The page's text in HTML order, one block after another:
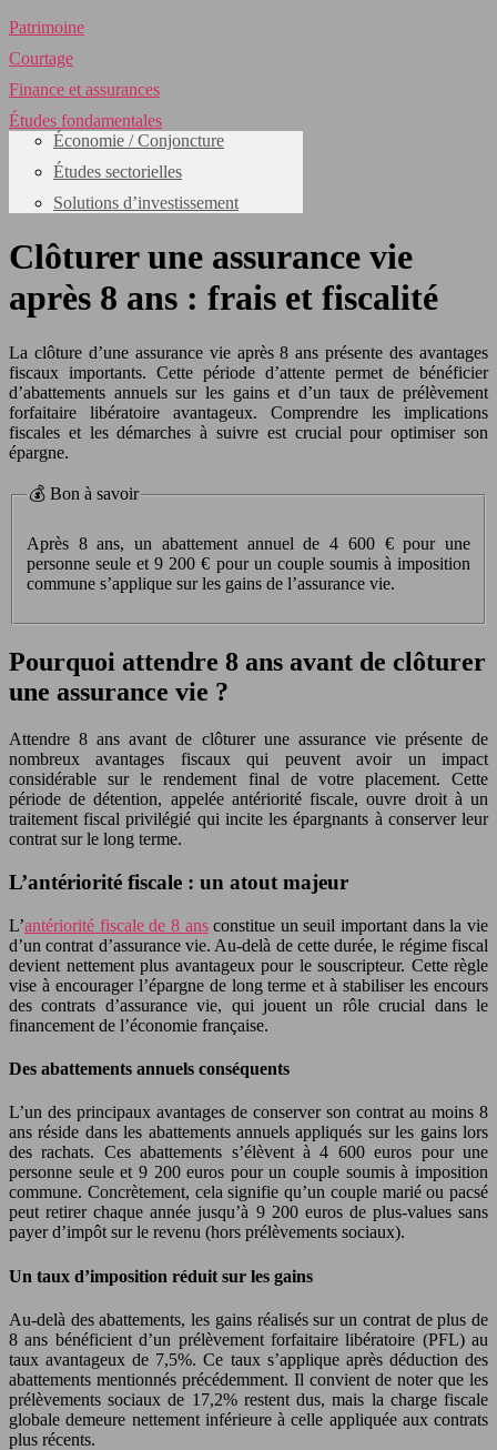
Patrimoine
Courtage
Finance et assurances
Études fondamentales
Économie / Conjoncture
Études sectorielles
Solutions d’investissement
Clôturer une assurance vie
après 8 ans : frais et fiscalité
La clôture d’une assurance vie après 8 ans présente des avantages
fiscaux importants. Cette période d’attente permet de bénéficier
d’abattements annuels sur les gains et d’un taux de prélèvement
forfaitaire libératoire avantageux. Comprendre les implications
fiscales et les démarches à suivre est crucial pour optimiser son
épargne.
💰 Bon à savoir
Après 8 ans, un abattement annuel de 4 600 € pour une
personne seule et 9 200 € pour un couple soumis à imposition
commune s’applique sur les gains de l’assurance vie.
Pourquoi attendre 8 ans avant de clôturer
une assurance vie ?
Attendre 8 ans avant de clôturer une assurance vie présente de
nombreux avantages fiscaux qui peuvent avoir un impact
considérable sur le rendement final de votre placement. Cette
période de détention, appelée antériorité fiscale, ouvre droit à un
traitement fiscal privilégié qui incite les épargnants à conserver leur
contrat sur le long terme.
L’antériorité fiscale : un atout majeur
L’antériorité fiscale de 8 ansconstitue un seuil important dans la vie
d’un contrat d’assurance vie. Au-delà de cette durée, le régime fiscal
devient nettement plus avantageux pour le souscripteur. Cette règle
vise à encourager l’épargne de long terme et à stabiliser les encours
des contrats d’assurance vie, qui jouent un rôle crucial dans le
financement de l’économie française.
Des abattements annuels conséquents
L’un des principaux avantages de conserver son contrat au moins 8
ans réside dans les abattements annuels appliqués sur les gains lors
des rachats. Ces abattements s’élèvent à 4 600 euros pour une
personne seule et 9 200 euros pour un couple soumis à imposition
commune. Concrètement, cela signifie qu’un couple marié ou pacsé
peut retirer chaque année jusqu’à 9 200 euros de plus-values sans
payer d’impôt sur le revenu (hors prélèvements sociaux).
Un taux d’imposition réduit sur les gains
Au-delà des abattements, les gains réalisés sur un contrat de plus de
8 ans bénéficient d’un prélèvement forfaitaire libératoire (PFL) au
taux avantageux de 7,5%. Ce taux s’applique après déduction des
abattements mentionnés précédemment. Il convient de noter que les
prélèvements sociaux de 17,2% restent dus, mais la charge fiscale
globale demeure nettement inférieure à celle appliquée aux contrats
plus récents.